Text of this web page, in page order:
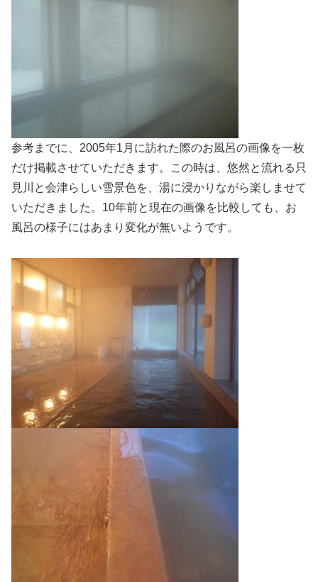
参考までに、2005年1月に訪れた際のお風呂の画像を一枚
だけ掲載させていただきます。この時は、悠然と流れる只
見川と会津らしい雪景色を、湯に浸かりながら楽しませて
いただきました。10年前と現在の画像を比較しても、お
風呂の様子にはあまり変化が無いようです。